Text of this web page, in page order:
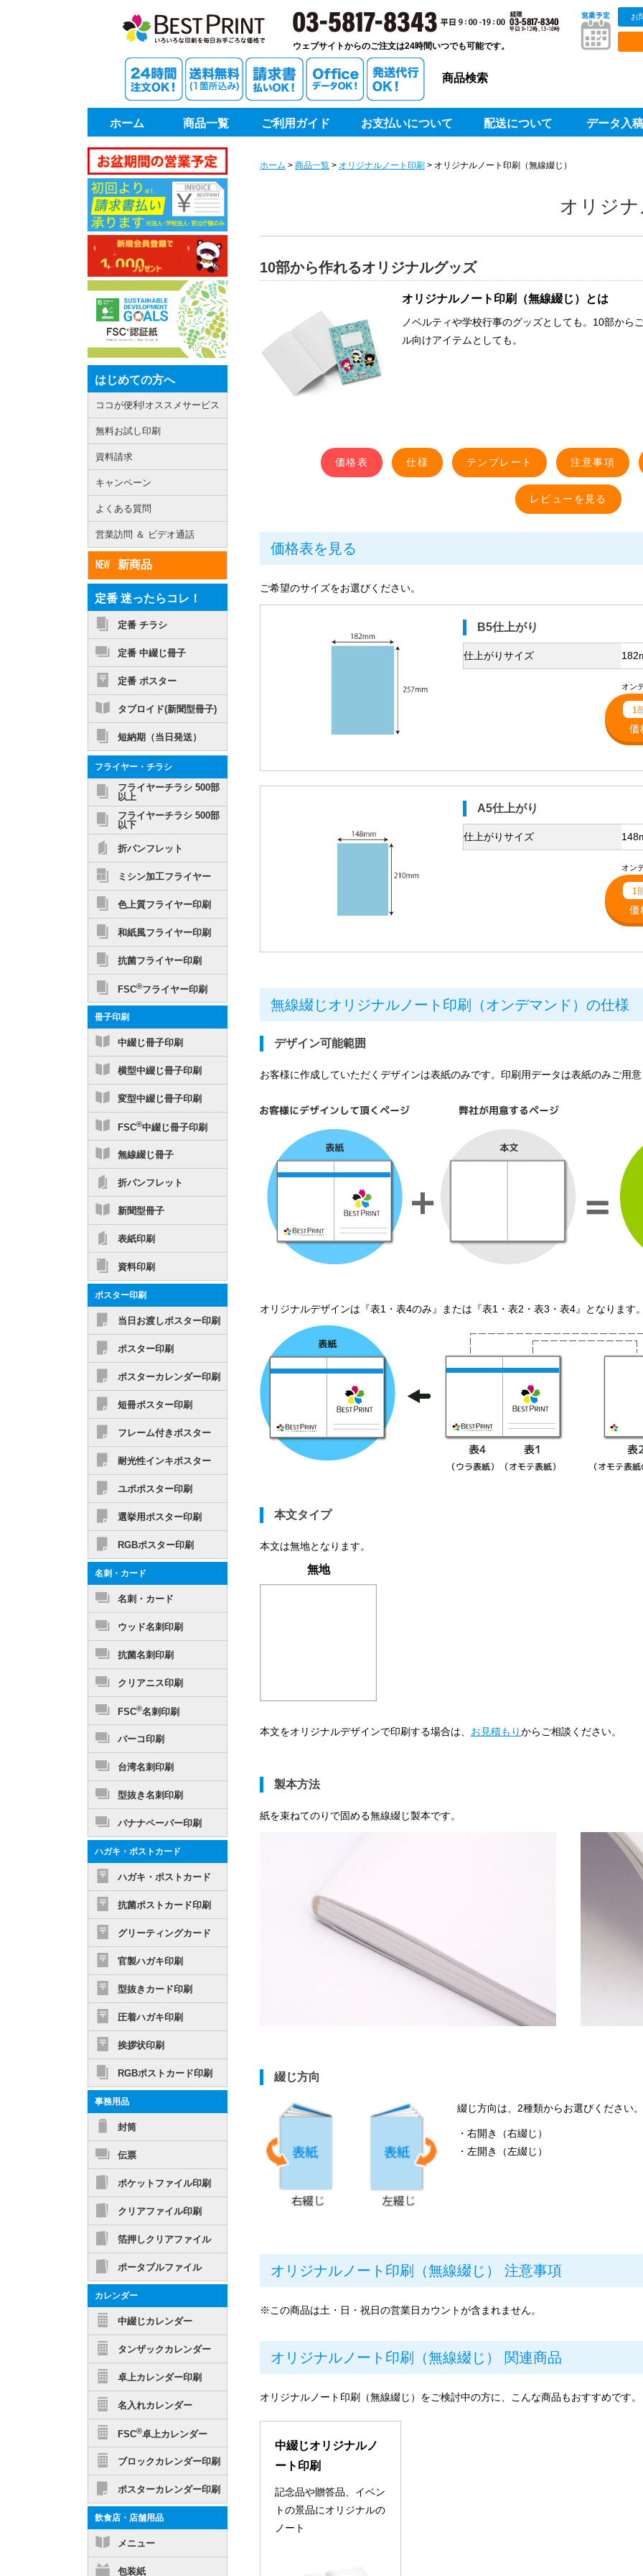
印刷通販ベストプリントベストプリント
ウェブサイトからのご注文は24時間いつでも可能です。
お
商品検索
ホーム 商品一覧 ご利用ガイド お支払いについて 配送について データ入稿
ホーム > 商品一覧 > オリジナルノート印刷 > オリジナルノート印刷（無線綴じ）
オリジ
10部から作れるオリジナルグッズ
オリジナルノート印刷（無線綴じ）とは
ノベルティや学校行事のグッズとしても。10部から
ル向けアイテムとしても。
価格表 仕様 テンプレート 注意事項
価格表を見る
ご希望のサイズをお選びください。
B5仕上がり
仕上がりサイズ
オン
1
価
A5仕上がり
仕上がりサイズ
オン
1
価
無線綴じオリジナルノート印刷（オンデマンド）の仕様
デザイン可能範囲
お客様に作成していただくデザインは表紙のみです。印刷用データは表紙のみご用
オリジナルデザインは『表1・表4のみ』または『表1・表2・表3・表4』となります
本文タイプ
本文は無地となります。
無地
本文をオリジナルデザインで印刷する場合は、 お見積もりからご相談ください。
製本方法
紙を束ねてのりで固める無線綴じ製本です。
綴じ方向
綴じ方向は、2種類からお選びください
・右開き（右綴じ）
・左開き（左綴じ）
オリジナルノート印刷（無線綴じ） 注意事項
※この商品は土・日・祝日の営業日カウントが含まれません。
オリジナルノート印刷（無線綴じ） 関連商品
オリジナルノート印刷（無線綴じ）をご検討中の方に、こんな商品もおすすめです。
中綴じオリジナルノ
ート印刷
記念品や贈答品、イベン
トの景品にオリジナルの
ノート
はじめての方へ
ココが便利!オススメサービス
無料お試し印刷
資料請求
キャンペーン
よくある質問
営業訪問 ＆ ビデオ通話
新商品
定番 迷ったらコレ！
定番 チラシ
定番 中綴じ冊子
定番 ポスター
タブロイド(新聞型冊子)
短納期（当日発送）
フライヤー・チラシ
フライヤーチラシ 500部
以上
フライヤーチラシ 500部
以下
折パンフレット
ミシン加工フライヤー
色上質フライヤー印刷
和紙風フライヤー印刷
抗菌フライヤー印刷
FSC®フライヤー印刷
冊子印刷
中綴じ冊子印刷
横型中綴じ冊子印刷
変型中綴じ冊子印刷
FSC®中綴じ冊子印刷
無線綴じ冊子
折パンフレット
新聞型冊子
表紙印刷
資料印刷
ポスター印刷
当日お渡しポスター印刷
ポスター印刷
ポスターカレンダー印刷
短冊ポスター印刷
フレーム付きポスター
耐光性インキポスター
ユポポスター印刷
選挙用ポスター印刷
RGBポスター印刷
名刺・カード
名刺・カード
ウッド名刺印刷
抗菌名刺印刷
クリアニス印刷
FSC®名刺印刷
バーコ印刷
台湾名刺印刷
型抜き名刺印刷
バナナペーパー印刷
ハガキ・ポストカード
ハガキ・ポストカード
抗菌ポストカード印刷
グリーティングカード
官製ハガキ印刷
型抜きカード印刷
圧着ハガキ印刷
挨拶状印刷
RGBポストカード印刷
事務用品
封筒
伝票
ポケットファイル印刷
クリアファイル印刷
箔押しクリアファイル
ポータブルファイル
カレンダー
中綴じカレンダー
タンザックカレンダー
卓上カレンダー印刷
名入れカレンダー
FSC®卓上カレンダー
ブロックカレンダー印刷
ポスターカレンダー印刷
飲食店・店舗用品
メニュー
包装紙